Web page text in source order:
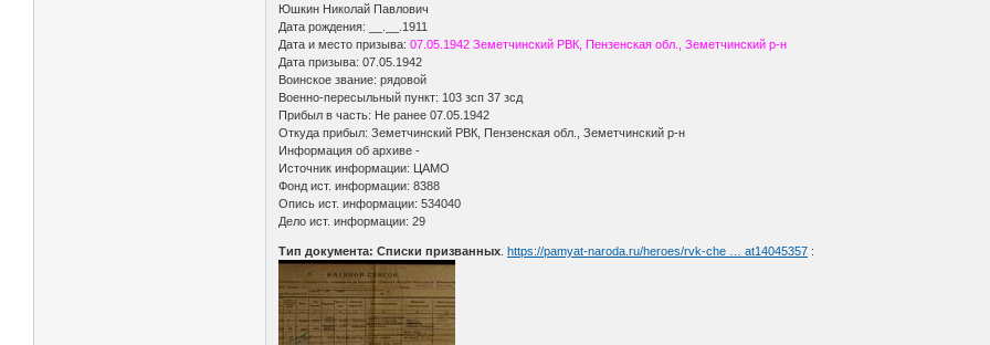
Юшкин Николай Павлович
Дата рождения: __.__.1911
Дата и место призыва:07.05.1942 Земетчинский РВК, Пензенская обл., Земетчинский р-н
Дата призыва: 07.05.1942
Воинское звание: рядовой
Военно-пересыльный пункт: 103 зсп 37 зсд
Прибыл в часть: Не ранее 07.05.1942
Откуда прибыл: Земетчинский РВК, Пензенская обл., Земетчинский р-н
Информация об архиве -
Источник информации: ЦАМО
Фонд ист. информации: 8388
Опись ист. информации: 534040
Дело ист. информации: 29
Тип документа: Списки призванных .https://pamyat-naroda.ru/heroes/rvk-che … at14045357 :